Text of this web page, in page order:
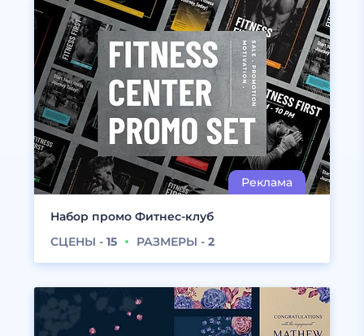
Набор промо Фитнес-клуб
СЦЕНЫ - 15 РАЗМЕРЫ - 2